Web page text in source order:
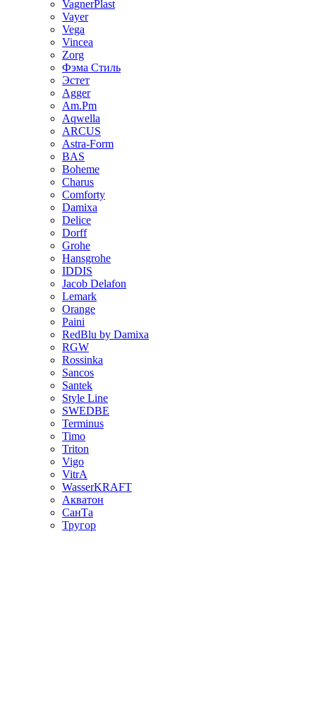
VagnerPlast
Vayer
Vega
Vincea
Zorg
Фэма Стиль
Эстет
Agger
Am.Pm
Aqwella
ARCUS
Astra-Form
BAS
Boheme
Charus
Comforty
Damixa
Delice
Dorff
Grohe
Hansgrohe
IDDIS
Jacob Delafon
Lemark
Orange
Paini
RedBlu by Damixa
RGW
Rossinka
Sancos
Santek
Style Line
SWEDBE
Terminus
Timo
Triton
Vigo
VitrA
WasserKRAFT
Акватон
СанТа
Тругор